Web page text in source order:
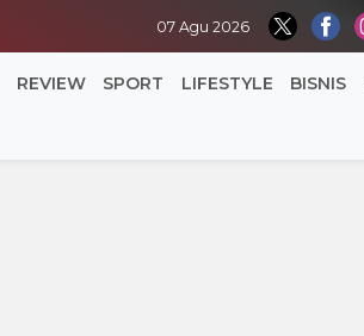
07 Agu 2026
REVIEW SPORT LIFESTYLE BISNIS